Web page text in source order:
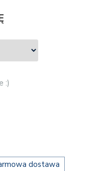
:)
dostawa